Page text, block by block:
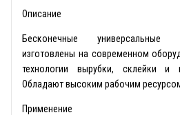
Описание
Бесконечные универсальные
изготовлены на современном
технологии вырубки, склейки и
Обладают высоким рабочим
Применение